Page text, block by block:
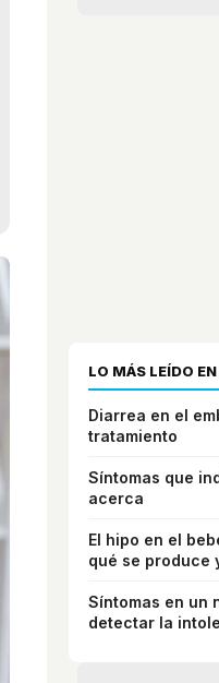
LO MÁS LEÍDO EN
Diarrea en el
tratamiento
Síntomas que
acerca
El hipo en el
qué se produce
Síntomas en un
detectar la